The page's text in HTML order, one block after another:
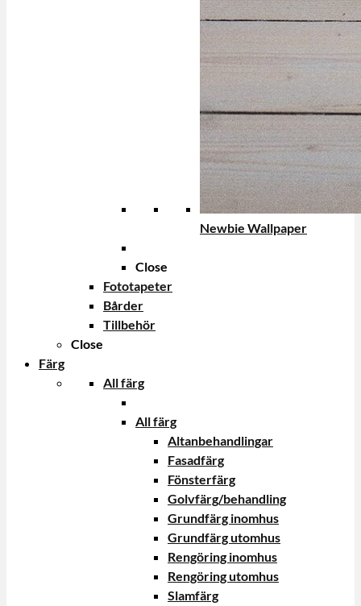
Newbie Wallpaper
Close
Fototapeter
Bårder
Tillbehör
Close
Färg
All färg
All färg
Altanbehandlingar
Fasadfärg
Fönsterfärg
Golvfärg/behandling
Grundfärg inomhus
Grundfärg utomhus
Rengöring inomhus
Rengöring utomhus
Slamfärg